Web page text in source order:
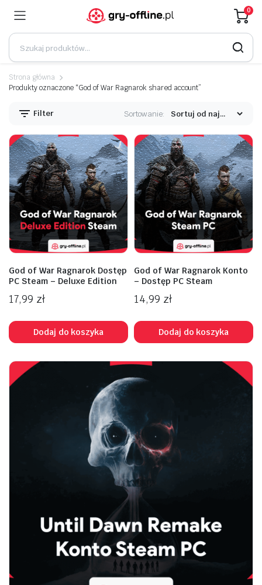
0
Strona główna
Produkty oznaczone “God of War Ragnarok shared account”
Filter Sortowanie:
God of War Ragnarok Dostęp
PC Steam – Deluxe Edition
17,99 zł
Dodaj do koszyka
God of War Ragnarok Konto
– Dostęp PC Steam
14,99 zł
Dodaj do koszyka